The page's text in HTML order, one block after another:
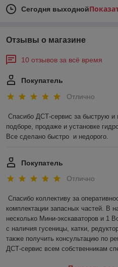
Сегодня выходной
Отзывы о магазине
10 отзывов за всё время
Покупатель
Отлично
Спасибо ДСТ-сервис за быструю
подборе, продаже и установке
Все сделано быстро  и недорого.
Покупатель
Отлично
Спасибо коллективу за
комплектации запасных частей. В
несколько Мини-экскаваторов и 1
с наличия гусеницы, катки,
также получить консультацию по
ДСТ-сервис всем собственникам